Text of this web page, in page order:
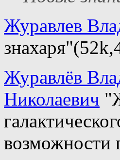
Журавлев
Журавлёв
Николаевич
возможности